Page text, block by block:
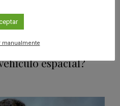
detalles para el
espacial?
manualmente